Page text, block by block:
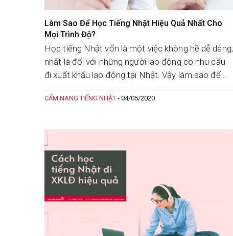
Làm Sao Để Học Tiếng Nhật Hiệu Quả Nhất Cho
Mọi Trình Độ?
Học tiếng Nhật vốn là một việc không hề dễ dàng,
nhất là đối với những người lao động có nhu cầu
đi xuất khẩu lao động tại Nhật. Vậy làm sao để
học tiếng Nhật hiệu quả? Hãy tham khảo bài viết
dưới đây của Nozomi Japan nhé!
CẨM NANG TIẾNG NHẬT - 04/05/2020